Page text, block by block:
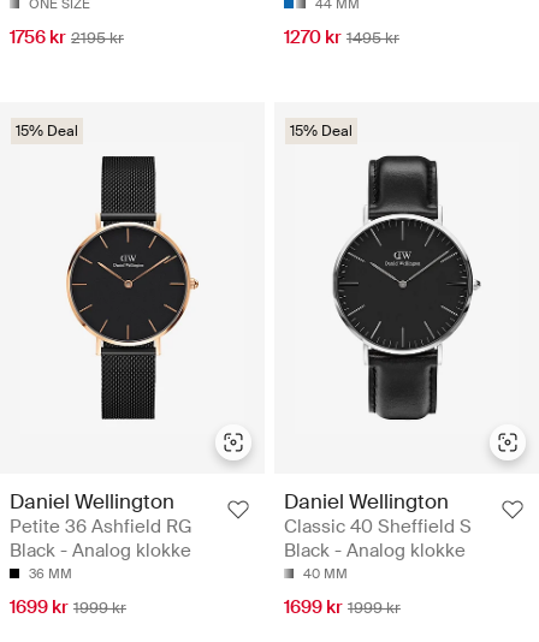
ONE SIZE
1756 kr 2195 kr
44 MM
1270 kr 1495 kr
15% Deal
Daniel Wellington
Petite 36 Ashfield RG
Black - Analog klokke
36 MM
1699 kr 1999 kr
15% Deal
Daniel Wellington
Classic 40 Sheffield S
Black - Analog klokke
40 MM
1699 kr 1999 kr